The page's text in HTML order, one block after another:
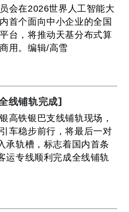
会在2026世界人工智能大
首个面向中小企业的全国
台，将推动天基分布式算
用。编辑/高雪
线铺轨完成]
高铁银巴支线铺轨现场，
车稳步前行，将最后一对
承轨槽，标志着国内首条
运专线顺利完成全线铺轨